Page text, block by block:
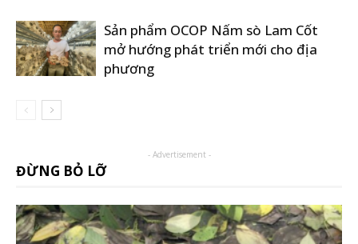
Sản phẩm OCOP Nấm sò Lam Cốt
mở hướng phát triển mới cho địa
phương
- Advertisement -
ĐỪNG BỎ LỠ